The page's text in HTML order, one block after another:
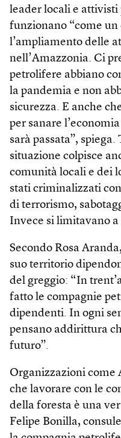
leader locali e attivisti
funzionano “come
l’ampliamento delle
nell’Amazzonia. Ci
petrolifere abbiano
la pandemia e non
sicurezza. E anche
per sanare
sarà passata”,
situazione colpisce
comunità locali e dei
stati criminalizzati
di terrorismo,
Invece si limitavano
Secondo Rosa
suo territorio
del greggio: “In
fatto le compagnie
dipendenti. In ogni
pensano addirittura
futuro”.
Organizzazioni come
che lavorare con le
della foresta è una
Felipe Bonilla,